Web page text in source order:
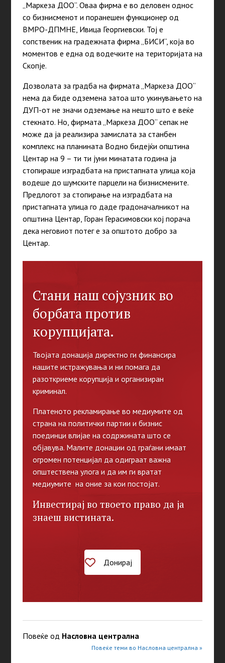
„Маркеза ДОО“. Оваа фирма е во деловен однос
со бизнисменот и поранешен функционер од
ВМРО-ДПМНЕ, Ивица Георгиевски. Тој е
сопственик на градежната фирма „БИСИ“, која во
моментов е една од водечките на територијата на
Скопје.
Дозволата за градба на фирмата „Маркеза ДОО“
нема да биде одземена затоа што укинувањето на
ДУП-от не значи одземање на нешто што е веќе
стекнато. Но, фирмата „Маркеза ДОО“ сепак не
може да ја реализира замислата за станбен
комплекс на планината Водно бидејќи општина
Центар на 9 – ти ти јуни минатата година ја
стопираше изградбата на пристапната улица која
водеше до шумските парцели на бизнисмените.
Предлогот за стопирање на изградбата на
пристапната улица го даде градоначалникот на
општина Центар, Горан Герасимовски кој порача
дека неговиот потег е за општото добро за
Центар.
Стани наш сојузник во
борбата против
корупцијата.
Твојата донација директно ги финансира
нашите истражувања и ни помага да
разоткриеме корупција и организиран
криминал.
Платеното рекламирање во медиумите од
страна на политички партии и бизнис
поединци влијае на содржината што се
објавува. Малите донации од граѓани имаат
огромен потенцијал да одиграат важна
општествена улога и да им ги вратат
медиумите на оние за кои постојат.
Инвестирај во твоето право да ја
знаеш вистината.
Донирај
Повеќе од Насловна централна
Повеќе теми во Насловна централна »